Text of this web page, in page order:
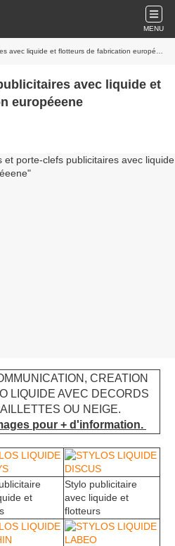
MENU
liquide et flotteurs de fabrication européeene
avec liquide et
européeene
CREATION
LIQUIDE AVEC DECORDS
OU NEIGE.
pour + d'information.
et
Stylo publicitaire
avec liquide et
flotteurs